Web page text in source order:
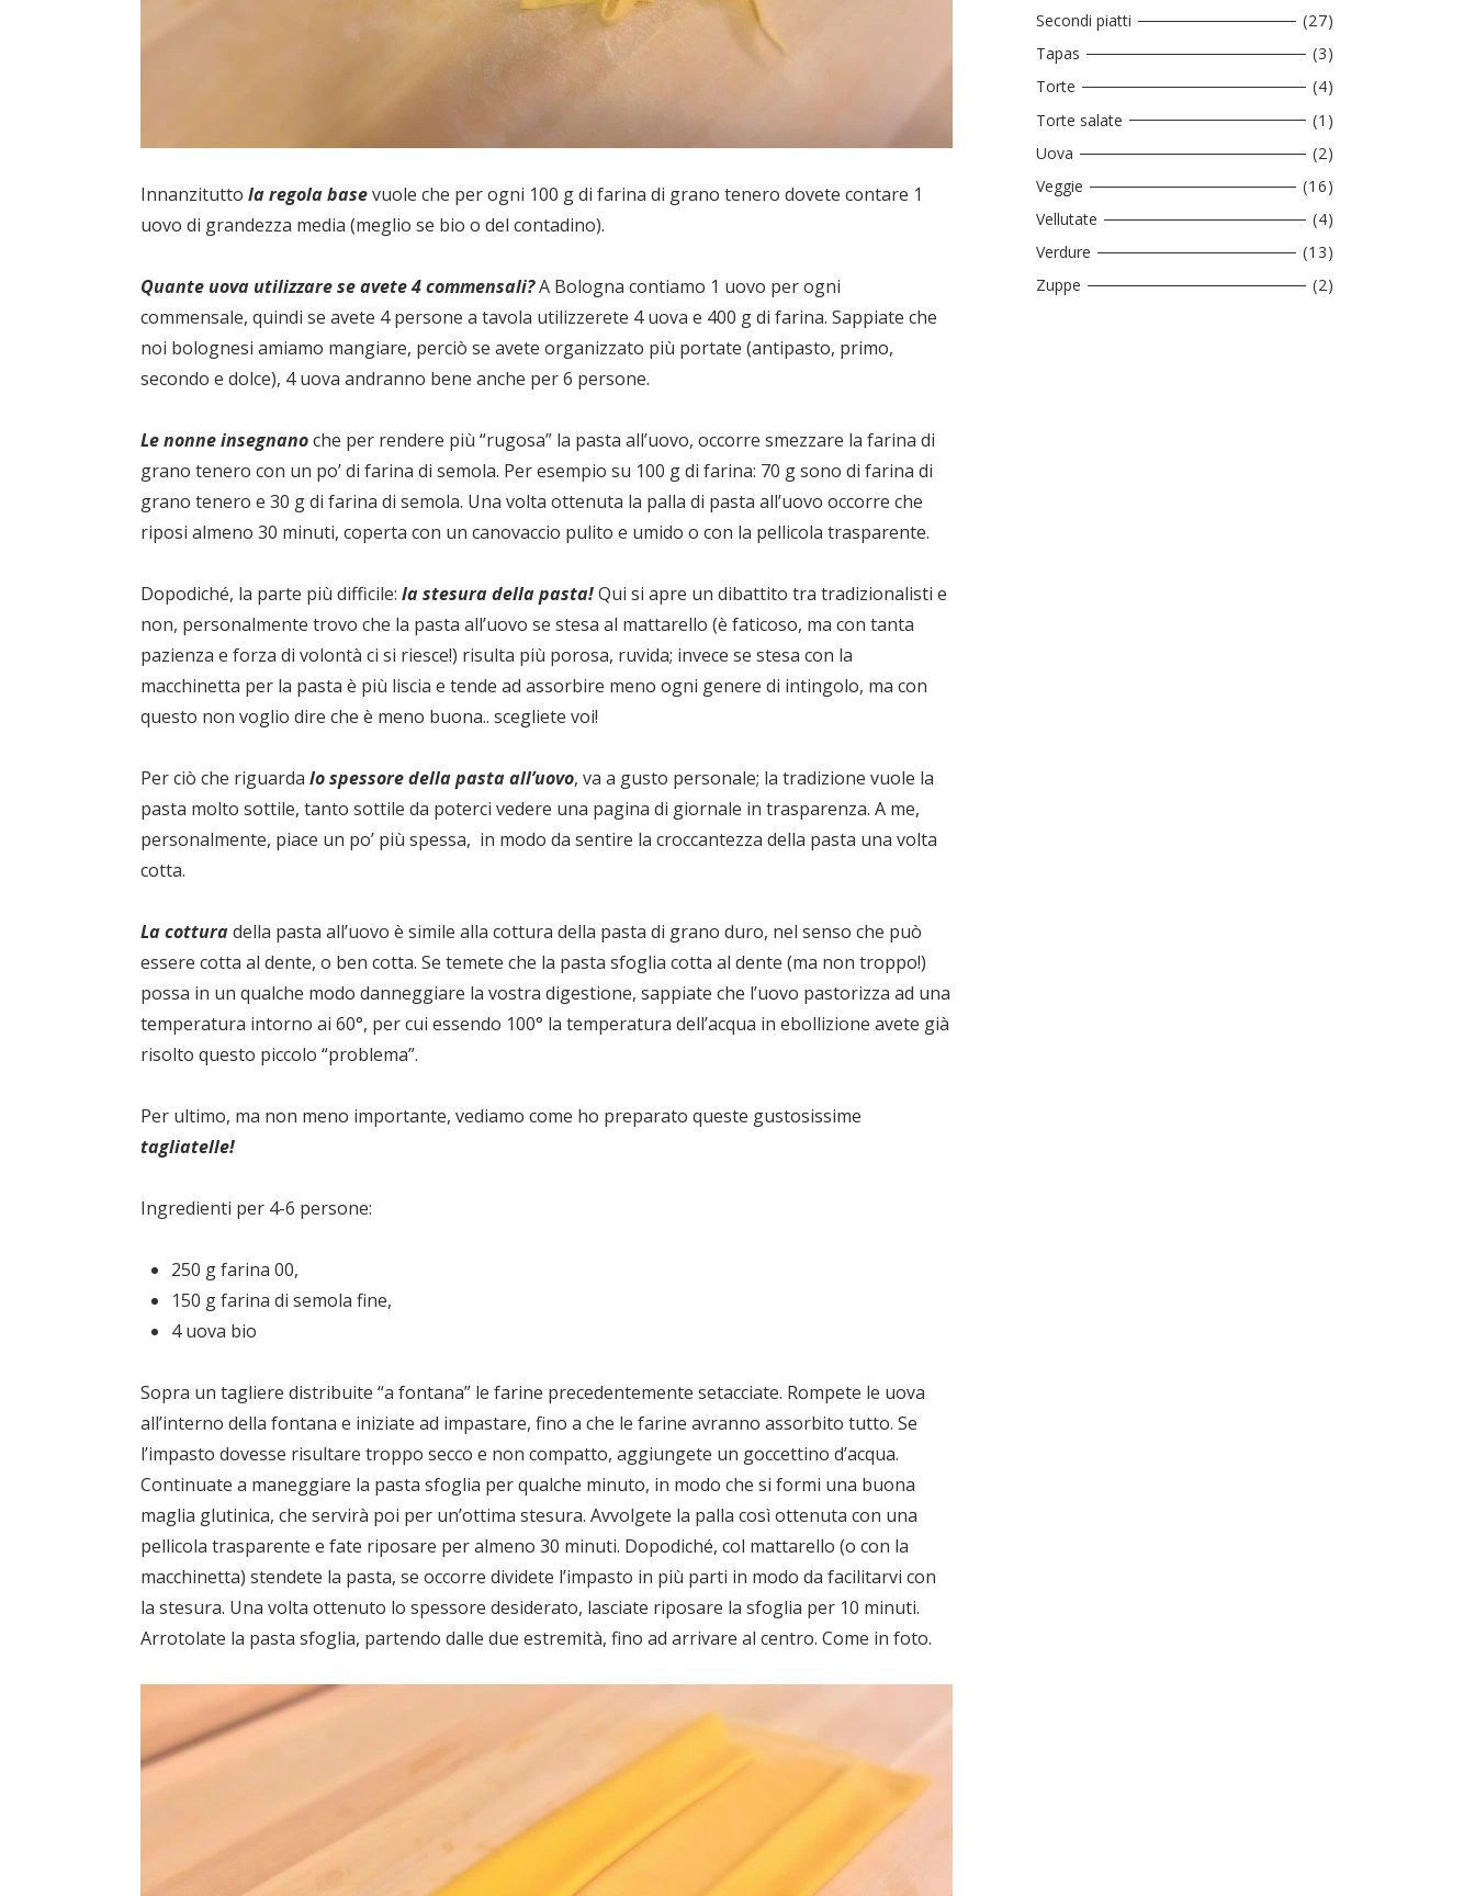
Innanzitutto la regola basevuole che per ogni 100 g di farina di grano tenero dovete contare 1
uovo di grandezza media (meglio se bio o del contadino).
Quante uova utilizzare se avete 4 commensali?A Bologna contiamo 1 uovo per ogni
commensale, quindi se avete 4 persone a tavola utilizzerete 4 uova e 400 g di farina. Sappiate che
noi bolognesi amiamo mangiare, perciò se avete organizzato più portate (antipasto, primo,
secondo e dolce), 4 uova andranno bene anche per 6 persone.
Le nonne insegnanoche per rendere più “rugosa” la pasta all’uovo, occorre smezzare la farina di
grano tenero con un po’ di farina di semola. Per esempio su 100 g di farina: 70 g sono di farina di
grano tenero e 30 g di farina di semola. Una volta ottenuta la palla di pasta all’uovo occorre che
riposi almeno 30 minuti, coperta con un canovaccio pulito e umido o con la pellicola trasparente.
Dopodiché, la parte più difficile: la stesura della pasta!Qui si apre un dibattito tra tradizionalisti e
non, personalmente trovo che la pasta all’uovo se stesa al mattarello (è faticoso, ma con tanta
pazienza e forza di volontà ci si riesce!) risulta più porosa, ruvida; invece se stesa con la
macchinetta per la pasta è più liscia e tende ad assorbire meno ogni genere di intingolo, ma con
questo non voglio dire che è meno buona.. scegliete voi!
Per ciò che riguarda lo spessore della pasta all’uovo, va a gusto personale; la tradizione vuole la
pasta molto sottile, tanto sottile da poterci vedere una pagina di giornale in trasparenza. A me,
personalmente, piace un po’ più spessa, in modo da sentire la croccantezza della pasta una volta
cotta.
La cotturadella pasta all’uovo è simile alla cottura della pasta di grano duro, nel senso che può
essere cotta al dente, o ben cotta. Se temete che la pasta sfoglia cotta al dente (ma non troppo!)
possa in un qualche modo danneggiare la vostra digestione, sappiate che l’uovo pastorizza ad una
temperatura intorno ai 60°, per cui essendo 100° la temperatura dell’acqua in ebollizione avete già
risolto questo piccolo “problema”.
Per ultimo, ma non meno importante, vediamo come ho preparato queste gustosissime
tagliatelle!
Ingredienti per 4-6 persone:
250 g farina 00,
150 g farina di semola fine,
4 uova bio
Sopra un tagliere distribuite “a fontana” le farine precedentemente setacciate. Rompete le uova
all’interno della fontana e iniziate ad impastare, fino a che le farine avranno assorbito tutto. Se
l’impasto dovesse risultare troppo secco e non compatto, aggiungete un goccettino d’acqua.
Continuate a maneggiare la pasta sfoglia per qualche minuto, in modo che si formi una buona
maglia glutinica, che servirà poi per un’ottima stesura. Avvolgete la palla così ottenuta con una
pellicola trasparente e fate riposare per almeno 30 minuti. Dopodiché, col mattarello (o con la
macchinetta) stendete la pasta, se occorre dividete l’impasto in più parti in modo da facilitarvi con
la stesura. Una volta ottenuto lo spessore desiderato, lasciate riposare la sfoglia per 10 minuti.
Arrotolate la pasta sfoglia, partendo dalle due estremità, fino ad arrivare al centro. Come in foto.
Secondi piatti
(27)
Tapas
(3)
Torte
(4)
Torte salate
(1)
Uova
(2)
Veggie
(16)
Vellutate
(4)
Verdure
(13)
Zuppe
(2)